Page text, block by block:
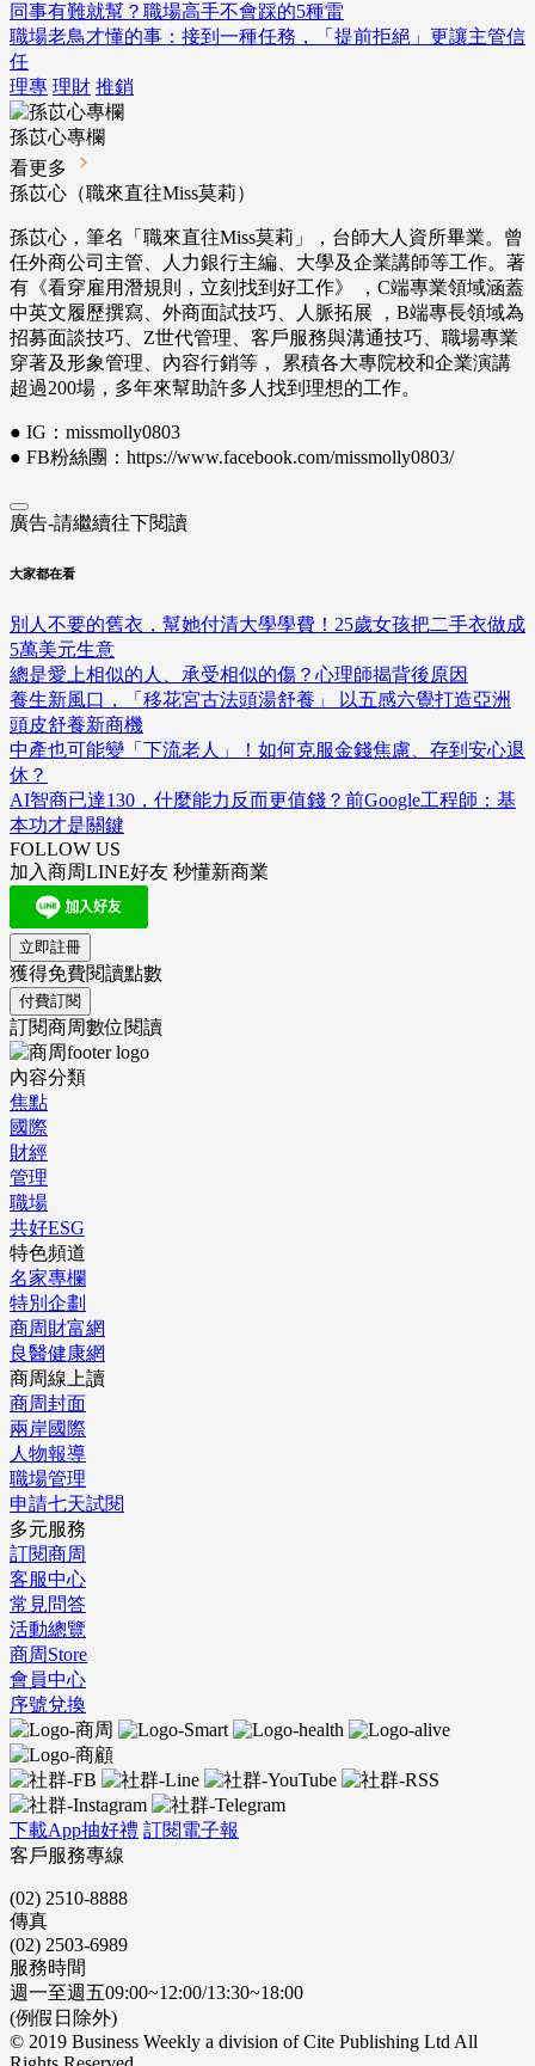
同事有難就幫？職場高手不會踩的5種雷
職場老鳥才懂的事：接到一種任務，「提前拒絕」更讓主管信
任
理專 理財 推銷
孫苡心專欄
看更多
孫苡心（職來直往Miss莫莉）
孫苡心，筆名「職來直往Miss莫莉」，台師大人資所畢業。曾
任外商公司主管、人力銀行主編、大學及企業講師等工作。著
有《看穿雇用潛規則，立刻找到好工作》 ，C端專業領域涵蓋
中英文履歷撰寫、外商面試技巧、人脈拓展 ，B端專長領域為
招募面談技巧、Z世代管理、客戶服務與溝通技巧、職場專業
穿著及形象管理、內容行銷等， 累積各大專院校和企業演講
超過200場，多年來幫助許多人找到理想的工作。
● IG：missmolly0803
● FB粉絲團：https://www.facebook.com/missmolly0803/
廣告-請繼續往下閱讀
大家都在看
別人不要的舊衣，幫她付清大學學費！25歲女孩把二手衣做成
5萬美元生意
總是愛上相似的人、承受相似的傷？心理師揭背後原因
養生新風口，「移花宮古法頭湯舒養」 以五感六覺打造亞洲
頭皮舒養新商機
中產也可能變「下流老人」！如何克服金錢焦慮、存到安心退
休？
AI智商已達130，什麼能力反而更值錢？前Google工程師：基
本功才是關鍵
FOLLOW US
加入商周LINE好友 秒懂新商業
立即註冊
獲得免費閱讀點數
付費訂閱
訂閱商周數位閱讀
內容分類
焦點
國際
財經
管理
職場
共好ESG
特色頻道
名家專欄
特別企劃
商周財富網
良醫健康網
商周線上讀
商周封面
兩岸國際
人物報導
職場管理
申請七天試閱
多元服務
訂閱商周
客服中心
常見問答
活動總覽
商周Store
會員中心
序號兌換
下載App抽好禮 訂閱電子報
客戶服務專線
(02) 2510-8888
傳真
(02) 2503-6989
服務時間
週一至週五09:00~12:00/13:30~18:00
(例假日除外)
© 2019 Business Weekly a division of Cite Publishing Ltd All